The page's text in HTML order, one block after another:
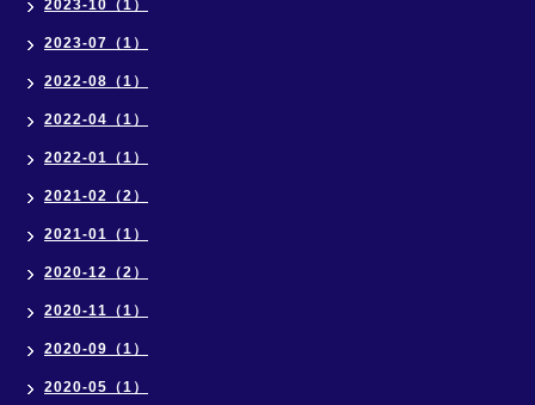
2023-10（1）
2023-07（1）
2022-08（1）
2022-04（1）
2022-01（1）
2021-02（2）
2021-01（1）
2020-12（2）
2020-11（1）
2020-09（1）
2020-05（1）